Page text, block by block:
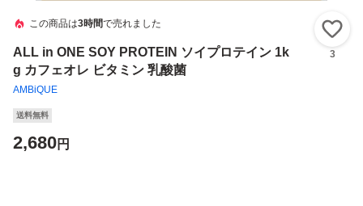
この商品は3時間で売れました
ALL in ONE SOY PROTEIN ソイプロテイン 1k
g カフェオレ ビタミン 乳酸菌
AMBiQUE
3
送料無料
2,680円